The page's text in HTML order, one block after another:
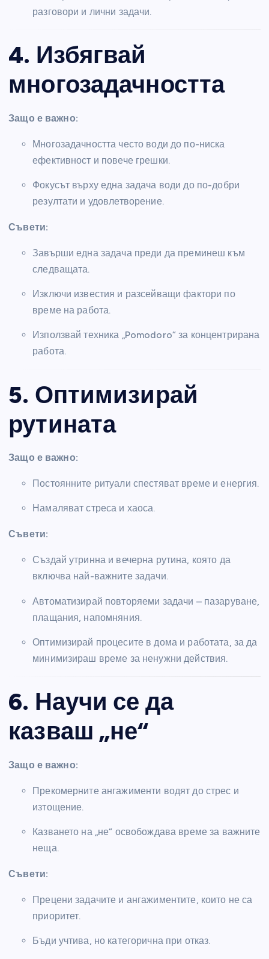
разговори и лични задачи.
4. Избягвай
многозадачността
Защо е важно:
Многозадачността често води до по-ниска
ефективност и повече грешки.
Фокусът върху една задача води до по-добри
резултати и удовлетворение.
Съвети:
Завърши една задача преди да преминеш към
следващата.
Изключи известия и разсейващи фактори по
време на работа.
Използвай техника „Pomodoro“ за концентрирана
работа.
5. Оптимизирай
рутината
Защо е важно:
Постоянните ритуали спестяват време и енергия.
Намаляват стреса и хаоса.
Съвети:
Създай утринна и вечерна рутина, която да
включва най-важните задачи.
Автоматизирай повторяеми задачи – пазаруване,
плащания, напомняния.
Оптимизирай процесите в дома и работата, за да
минимизираш време за ненужни действия.
6. Научи се да
казваш „не“
Защо е важно:
Прекомерните ангажименти водят до стрес и
изтощение.
Казването на „не“ освобождава време за важните
неща.
Съвети:
Прецени задачите и ангажиментите, които не са
приоритет.
Бъди учтива, но категорична при отказ.